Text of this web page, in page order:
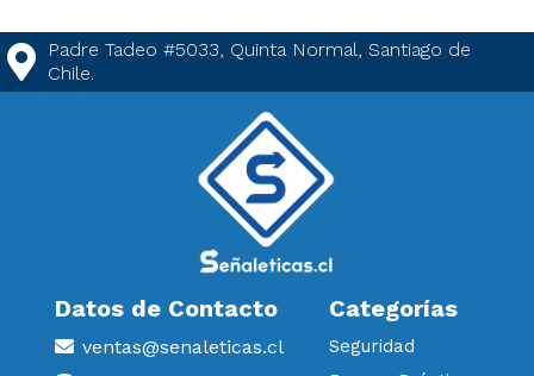
Padre Tadeo #5033, Quinta Normal, Santiago de
Chile.
Datos de Contacto
ventas@senaleticas.cl
Categorías
Seguridad